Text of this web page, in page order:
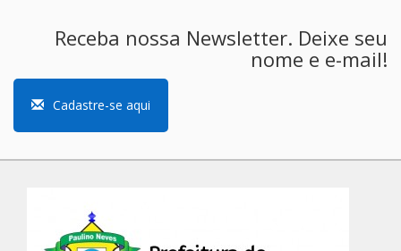
Receba nossa Newsletter. Deixe seu
nome e e-mail!
Cadastre-se aqui